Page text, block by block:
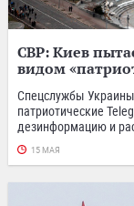
СВР: Киев
видом
Спецслужбы
патриотические
дезинформацию и
15 МАЯ